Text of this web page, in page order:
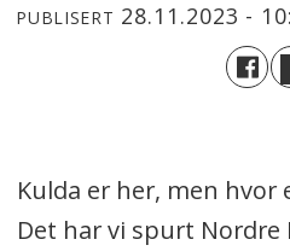
PUBLISERT 28.11.2023 -
Kulda er her, men hvor
Det har vi spurt